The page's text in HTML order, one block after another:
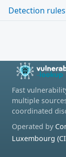
Detection rules
Fast
multiple
coordinated
Operated by
Luxembourg